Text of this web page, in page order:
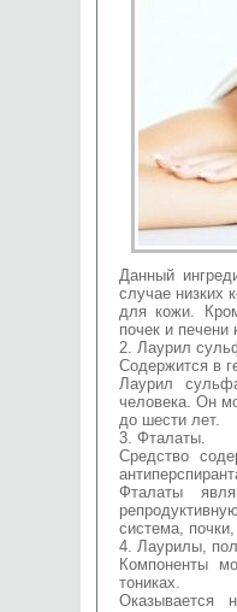
Данный
случае низких
для кожи.
почек и печени
2. Лаурил
Содержится в
Лаурил
человека. Он
до шести лет.
3. Фталаты.
Средство
Фталаты
система,
4. Лаурилы,
Компоненты
тониках.
Оказывается